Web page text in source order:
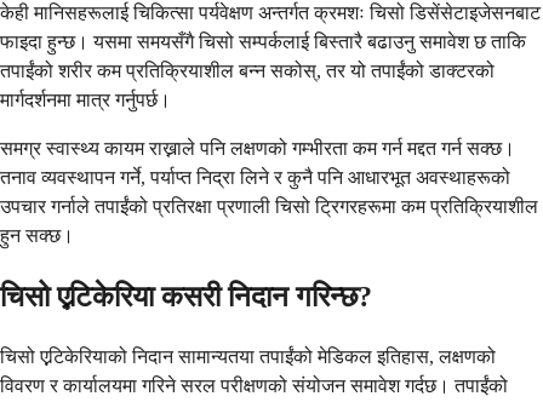
केही मानिसहरूलाई चिकित्सा पर्यवेक्षण अन्तर्गत क्रमशः चिसो डिसेंसेटाइजेसनबाट
फाइदा हुन्छ। यसमा समयसँगै चिसो सम्पर्कलाई बिस्तारै बढाउनु समावेश छ ताकि
तपाईंको शरीर कम प्रतिक्रियाशील बन्न सकोस्, तर यो तपाईंको डाक्टरको
मार्गदर्शनमा मात्र गर्नुपर्छ।
समग्र स्वास्थ्य कायम राख्नाले पनि लक्षणको गम्भीरता कम गर्न मद्दत गर्न सक्छ।
तनाव व्यवस्थापन गर्ने, पर्याप्त निद्रा लिने र कुनै पनि आधारभूत अवस्थाहरूको
उपचार गर्नाले तपाईंको प्रतिरक्षा प्रणाली चिसो ट्रिगरहरूमा कम प्रतिक्रियाशील
हुन सक्छ।
चिसो एर्‍टिकेरिया कसरी निदान गरिन्छ?
चिसो एर्‍टिकेरियाको निदान सामान्यतया तपाईंको मेडिकल इतिहास, लक्षणको
विवरण र कार्यालयमा गरिने सरल परीक्षणको संयोजन समावेश गर्दछ। तपाईंको